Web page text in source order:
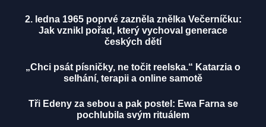
2. ledna 1965 poprvé zazněla znělka Večerníčku:
Jak vznikl pořad, který vychoval generace
českých dětí
„Chci psát písničky, ne točit reelska.“ Katarzia o
selhání, terapii a online samotě
Tři Edeny za sebou a pak postel: Ewa Farna se
pochlubila svým rituálem